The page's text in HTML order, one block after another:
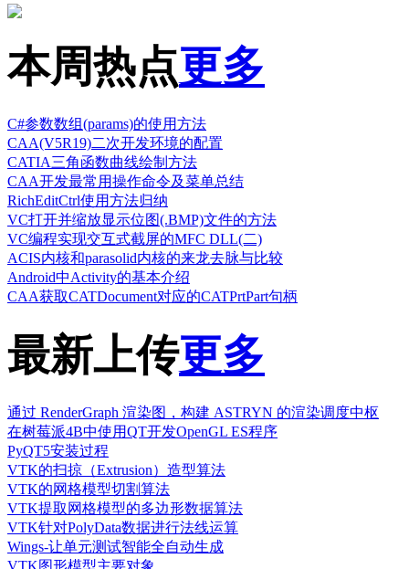
本周热点更多
C#参数数组(params)的使用方法
CAA(V5R19)二次开发环境的配置
CATIA三角函数曲线绘制方法
CAA开发最常用操作命令及菜单总结
RichEditCtrl使用方法归纳
VC打开并缩放显示位图(.BMP)文件的方法
VC编程实现交互式截屏的MFC DLL(二)
ACIS内核和parasolid内核的来龙去脉与比较
Android中Activity的基本介绍
CAA获取CATDocument对应的CATPrtPart句柄
最新上传更多
通过 RenderGraph 渲染图，构建 ASTRYN 的渲染调度中枢
在树莓派4B中使用QT开发OpenGL ES程序
PyQT5安装过程
VTK的扫掠（Extrusion）造型算法
VTK的网格模型切割算法
VTK提取网格模型的多边形数据算法
VTK针对PolyData数据进行法线运算
Wings-让单元测试智能全自动生成
VTK图形模型主要对象